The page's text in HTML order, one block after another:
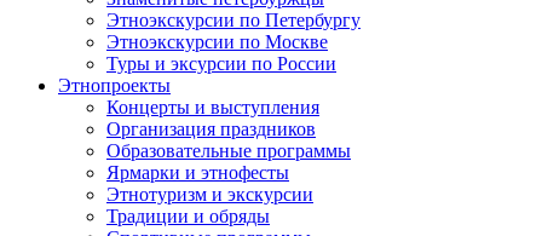
Этноэкскурсии по Петербургу
Этноэкскурсии по Москве
Туры и эксурсии по России
Этнопроекты
Концерты и выступления
Организация праздников
Образовательные программы
Ярмарки и этнофесты
Этнотуризм и экскурсии
Традиции и обряды